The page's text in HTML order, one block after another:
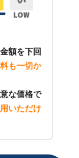
額を下回
も一切か
な価格で
いただけ